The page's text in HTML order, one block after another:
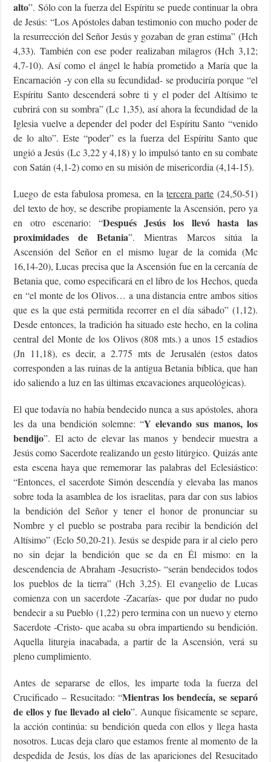
alto”. Sólo con la fuerza del Espíritu se puede continuar la obra
de Jesús: “Los Apóstoles daban testimonio con mucho poder de
la resurrección del Señor Jesús y gozaban de gran estima” (Hch
4,33). También con ese poder realizaban milagros (Hch 3,12;
4,7-10). Así como el ángel le había prometido a María que la
Encarnación -y con ella su fecundidad- se produciría porque “el
Espíritu Santo descenderá sobre ti y el poder del Altísimo te
cubrirá con su sombra” (Lc 1,35), así ahora la fecundidad de la
Iglesia vuelve a depender del poder del Espíritu Santo “venido
de lo alto”. Este “poder” es la fuerza del Espíritu Santo que
ungió a Jesús (Lc 3,22 y 4,18) y lo impulsó tanto en su combate
con Satán (4,1-2) como en su misión de misericordia (4,14-15).
Luego de esta fabulosa promesa, en latercera parte (24,50-51)
del texto de hoy, se describe propiamente la Ascensión, pero ya
en otro escenario: “Después Jesús los llevó hasta las
proximidades de Betania”. Mientras Marcos sitúa la
Ascensión del Señor en el mismo lugar de la comida (Mc
16,14-20), Lucas precisa que la Ascensión fue en la cercanía de
Betania que, como especificará en el libro de los Hechos, queda
en “el monte de los Olivos… a una distancia entre ambos sitios
que es la que está permitida recorrer en el día sábado” (1,12).
Desde entonces, la tradición ha situado este hecho, en la colina
central del Monte de los Olivos (808 mts.) a unos 15 estadios
(Jn 11,18), es decir, a 2.775 mts de Jerusalén (estos datos
corresponden a las ruinas de la antigua Betania bíblica, que han
ido saliendo a luz en las últimas excavaciones arqueológicas).
El que todavía no había bendecido nunca a sus apóstoles, ahora
les da una bendición solemne: “Y elevando sus manos, los
bendijo”. El acto de elevar las manos y bendecir muestra a
Jesús como Sacerdote realizando un gesto litúrgico. Quizás ante
esta escena haya que rememorar las palabras del Eclesiástico:
“Entonces, el sacerdote Simón descendía y elevaba las manos
sobre toda la asamblea de los israelitas, para dar con sus labios
la bendición del Señor y tener el honor de pronunciar su
Nombre y el pueblo se postraba para recibir la bendición del
Altísimo” (Eclo 50,20-21). Jesús se despide para ir al cielo pero
no sin dejar la bendición que se da en Él mismo: en la
descendencia de Abraham -Jesucristo- “serán bendecidos todos
los pueblos de la tierra” (Hch 3,25). El evangelio de Lucas
comienza con un sacerdote -Zacarías- que por dudar no pudo
bendecir a su Pueblo (1,22) pero termina con un nuevo y eterno
Sacerdote -Cristo- que acaba su obra impartiendo su bendición.
Aquella liturgia inacabada, a partir de la Ascensión, verá su
pleno cumplimiento.
Antes de separarse de ellos, les imparte toda la fuerza del
Crucificado – Resucitado: “Mientras los bendecía, se separó
de ellos y fue llevado al cielo”. Aunque físicamente se separe,
la acción continúa: su bendición queda con ellos y llega hasta
nosotros. Lucas deja claro que estamos frente al momento de la
despedida de Jesús, los días de las apariciones del Resucitado